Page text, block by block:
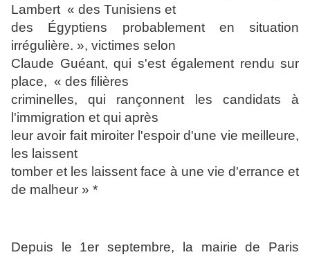
Lambert « des Tunisiens et
des Égyptiens probablement en situation
irrégulière. », victimes selon
Claude Guéant, qui s'est également rendu sur
place, « des filières
criminelles, qui rançonnent les candidats à
l'immigration et qui après
leur avoir fait miroiter l'espoir d'une vie meilleure,
les laissent
tomber et les laissent face à une vie d'errance et
de malheur » *
Depuis le 1er septembre, la mairie de Paris